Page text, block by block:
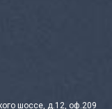
шоссе, д.12, оф.209